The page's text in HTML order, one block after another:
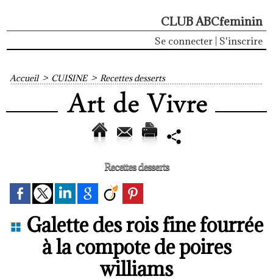
CLUB ABCfeminin
Se connecter S'inscrire
Accueil > CUISINE > Recettes desserts
Recettes desserts
Galette des rois fine fourrée
à la compote de poires
williams